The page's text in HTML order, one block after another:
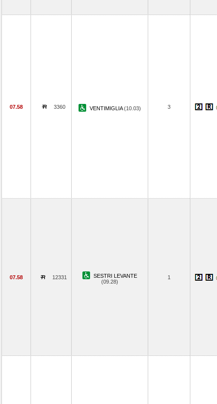
07.58 3360 VENTIMIGLIA(10.03) 3
07.58 12331
SESTRI LEVANTE
(09.28)
1